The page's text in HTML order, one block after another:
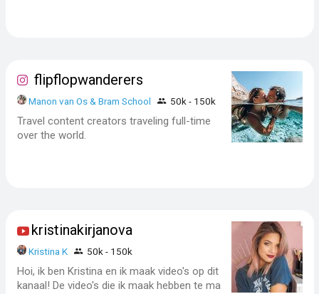
flipflopwanderers
Manon van Os & Bram School 50k - 150k
Travel content creators traveling full-time
over the world.
kristinakirjanova
Kristina K 50k - 150k
Hoi, ik ben Kristina en ik maak video's op dit
kanaal! De video's die ik maak hebben te ma